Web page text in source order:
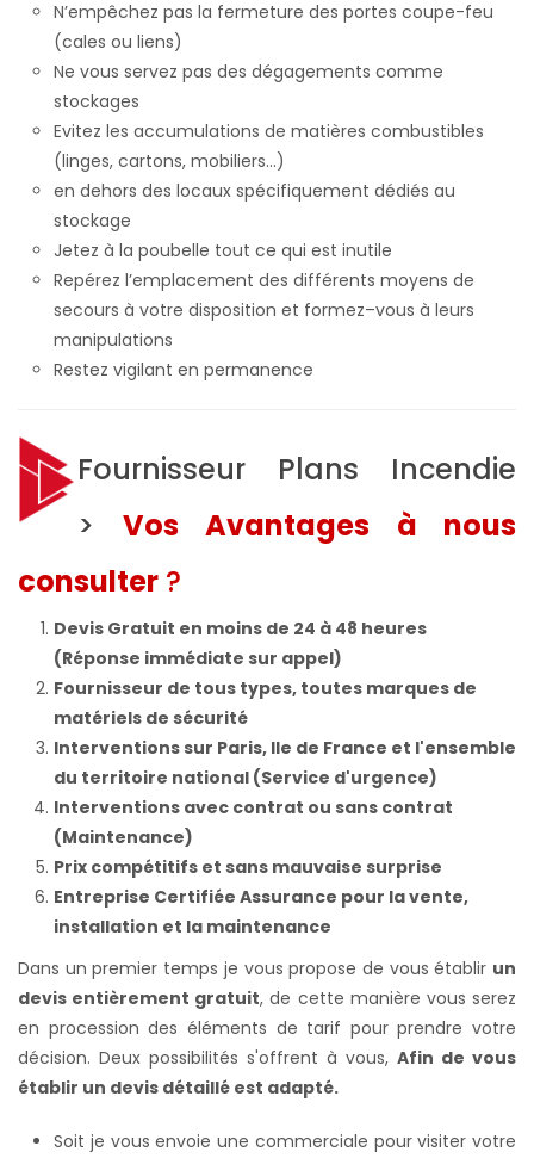
N’empêchez pas la fermeture des portes coupe-feu
(cales ou liens)
Ne vous servez pas des dégagements comme
stockages
Evitez les accumulations de matières combustibles
(linges, cartons, mobiliers...)
en dehors des locaux spécifiquement dédiés au
stockage
Jetez à la poubelle tout ce qui est inutile
Repérez l’emplacement des différents moyens de
secours à votre disposition et formez–vous à leurs
manipulations
Restez vigilant en permanence
Fournisseur Plans Incendie
> Vos Avantages à nous
consulter ?
Devis Gratuit en moins de 24 à 48 heures
(Réponse immédiate sur appel)
Fournisseur de tous types, toutes marques de
matériels de sécurité
Interventions sur Paris, Ile de France et l'ensemble
du territoire national (Service d'urgence)
Interventions avec contrat ou sans contrat
(Maintenance)
Prix compétitifs et sans mauvaise surprise
Entreprise Certifiée Assurance pour la vente,
installation et la maintenance
Dans un premier temps je vous propose de vous établir un
devis entièrement gratuit, de cette manière vous serez
en procession des éléments de tarif pour prendre votre
décision. Deux possibilités s'offrent à vous, Afin de vous
établir un devis détaillé est adapté.
Soit je vous envoie une commerciale pour visiter votre